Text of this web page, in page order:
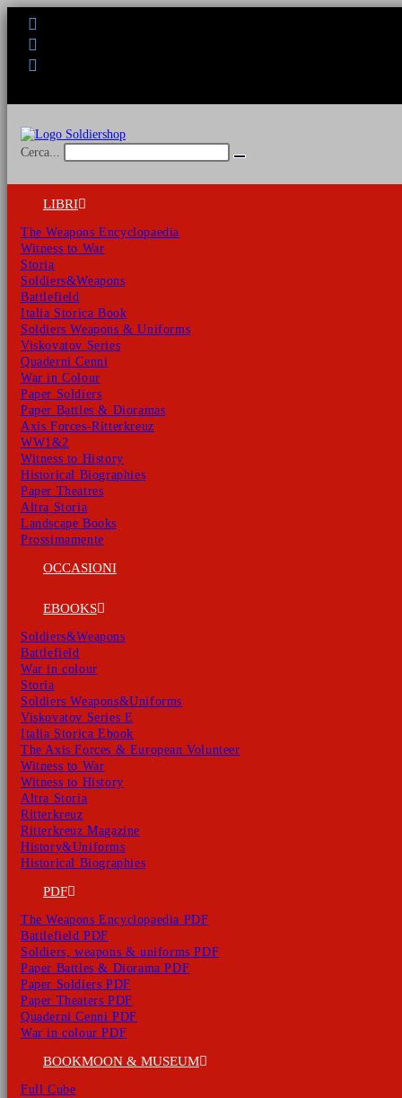
contenuto
Cerca...
Invia
LIBRI
The Weapons Encyclopaedia
Witness to War
Storia
Soldiers&Weapons
Battlefield
Italia Storica Book
Soldiers Weapons & Uniforms
Viskovatov Series
Quaderni Cenni
War in Colour
Paper Soldiers
Paper Battles & Dioramas
Axis Forces-Ritterkreuz
WW1&2
Witness to History
Historical Biographies
Paper Theatres
Altra Storia
Landscape Books
Prossimamente
OCCASIONI
EBOOKS
Soldiers&Weapons
Battlefield
War in colour
Storia
Soldiers Weapons&Uniforms
Viskovatov Series E
Italia Storica Ebook
The Axis Forces & European Volunteer
Witness to War
Witness to History
Altra Storia
Ritterkreuz
Ritterkreuz Magazine
History&Uniforms
Historical Biographies
PDF
The Weapons Encyclopaedia PDF
Battlefield PDF
Soldiers, weapons & uniforms PDF
Paper Battles & Diorama PDF
Paper Soldiers PDF
Paper Theaters PDF
Quaderni Cenni PDF
War in colour PDF
BOOKMOON & MUSEUM
Full Cube